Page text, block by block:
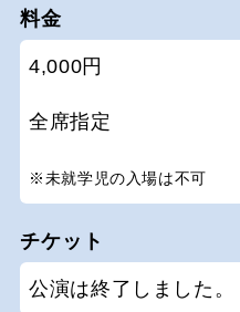
料金
4,000円
全席指定
※未就学児の入場は不可
チケット
公演は終了しました。